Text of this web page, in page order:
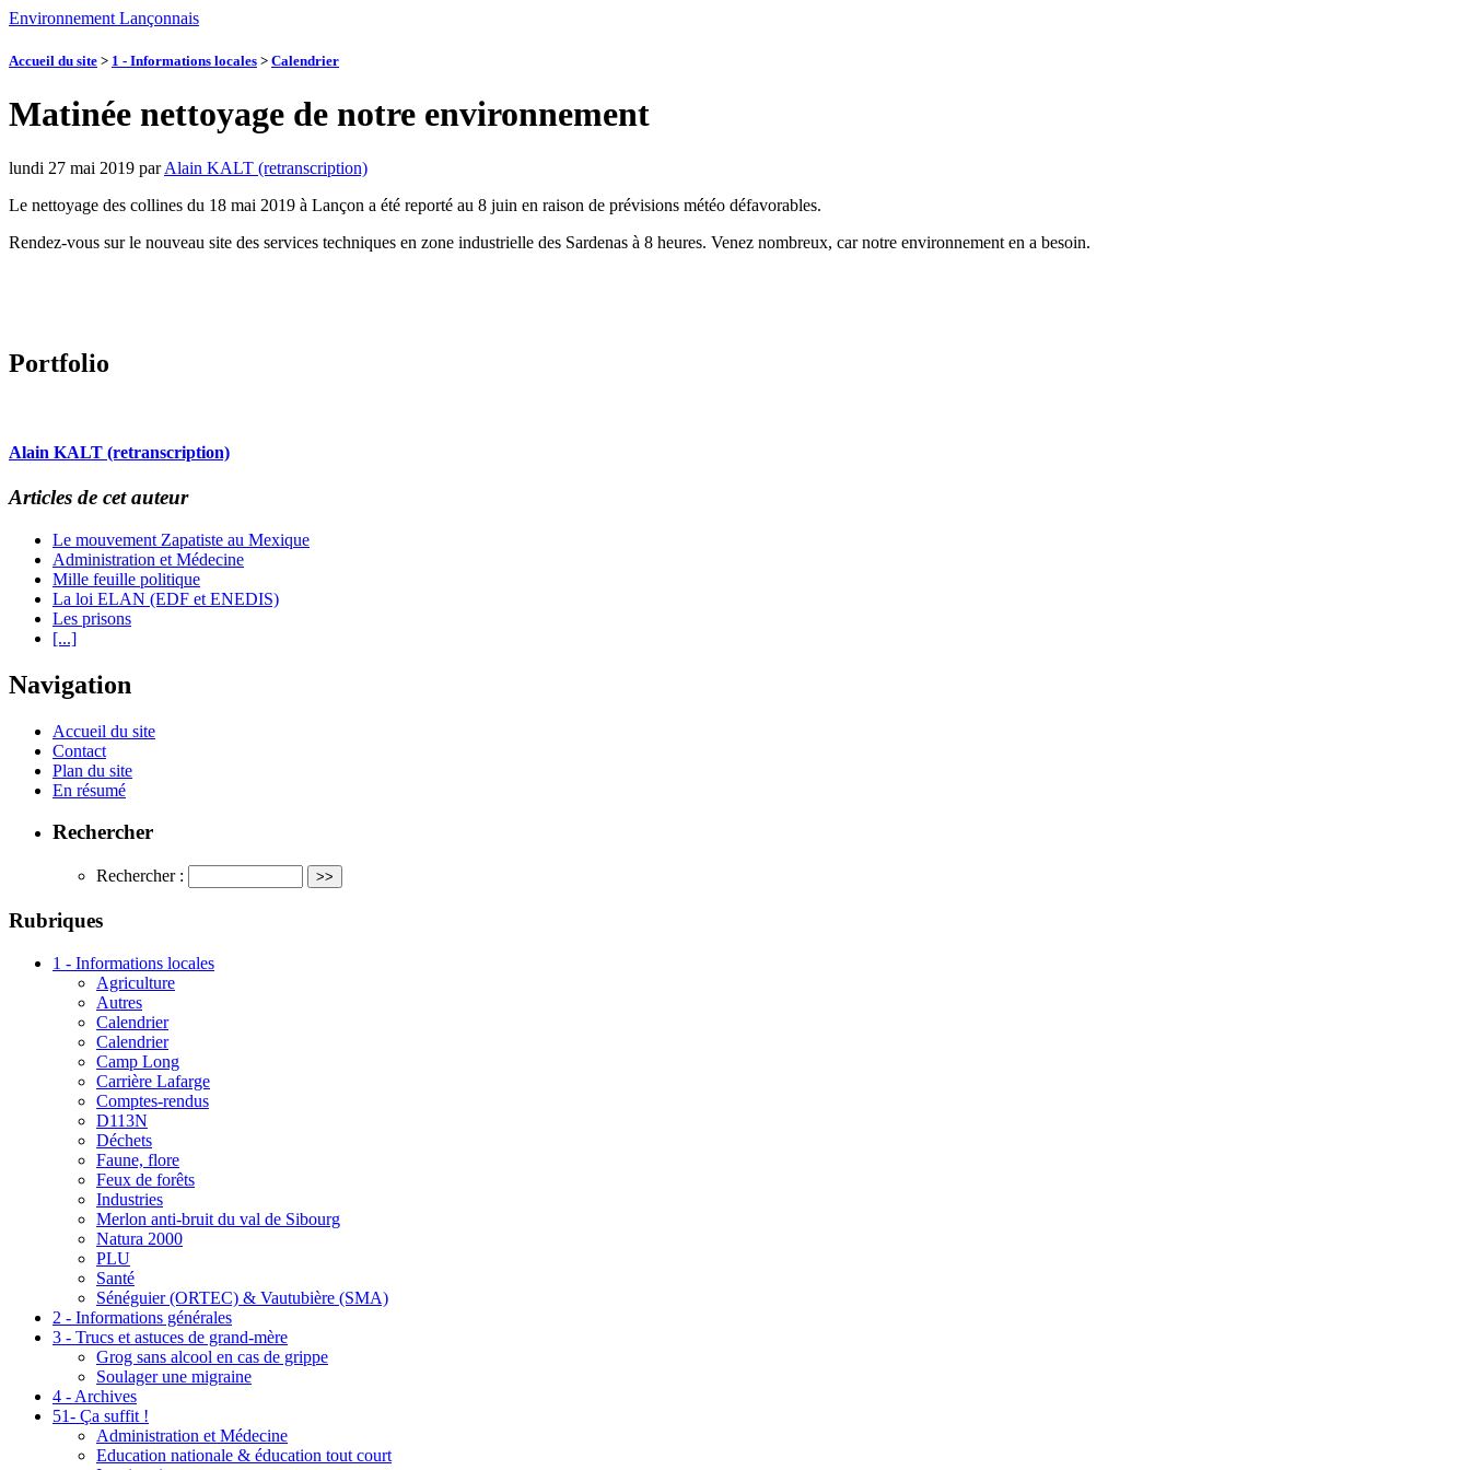
Environnement Lançonnais
Accueil du site > 1 - Informations locales > Calendrier
Matinée nettoyage de notre environnement
lundi 27 mai 2019 parAlain KALT (retranscription)
Le nettoyage des collines du 18 mai 2019 à Lançon a été reporté au 8 juin en raison de prévisions météo défavorables.
Rendez-vous sur le nouveau site des services techniques en zone industrielle des Sardenas à 8 heures. Venez nombreux, car notre environnement en a besoin.
Portfolio
Alain KALT (retranscription)
Articles de cet auteur
Le mouvement Zapatiste au Mexique
Administration et Médecine
Mille feuille politique
La loi ELAN (EDF et ENEDIS)
Les prisons
[...]
Navigation
Accueil du site
Contact
Plan du site
En résumé
Rechercher
Rechercher :
Rubriques
1 - Informations locales
Agriculture
Autres
Calendrier
Calendrier
Camp Long
Carrière Lafarge
Comptes-rendus
D113N
Déchets
Faune, flore
Feux de forêts
Industries
Merlon anti-bruit du val de Sibourg
Natura 2000
PLU
Santé
Sénéguier (ORTEC) & Vautubière (SMA)
2 - Informations générales
3 - Trucs et astuces de grand-mère
Grog sans alcool en cas de grippe
Soulager une migraine
4 - Archives
51- Ça suffit !
Administration et Médecine
Education nationale & éducation tout court